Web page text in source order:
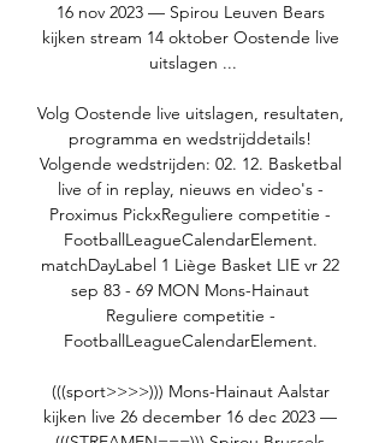
16 nov 2023 — Spirou Leuven Bears
kijken stream 14 oktober Oostende live
uitslagen ...
Volg Oostende live uitslagen, resultaten,
programma en wedstrijddetails!
Volgende wedstrijden: 02. 12. Basketbal
live of in replay, nieuws en video's -
Proximus PickxReguliere competitie -
FootballLeagueCalendarElement.
matchDayLabel 1 Liège Basket LIE vr 22
sep 83 - 69 MON Mons-Hainaut
Reguliere competitie -
FootballLeagueCalendarElement.
(((sport>>>>))) Mons-Hainaut Aalstar
kijken live 26 december 16 dec 2023 —